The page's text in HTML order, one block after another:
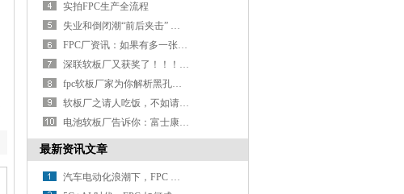
实拍FPC生产全流程
失业和倒闭潮“前后夹击” 柔性电路板制造黯然神伤
FPC厂资讯：如果有多一张车票，介不介意和我一起走？
深联软板厂又获奖了！！！世界很忙，没空关注不优秀
fpc软板厂家为你解析黑孔工艺
软板厂之请人吃饭，不如请人出汗！
电池软板厂告诉你：富士康展示无人工厂，老板和员工将都失业？
最新资讯文章
汽车电动化浪潮下，FPC 厂如何抢占车载应用高地？